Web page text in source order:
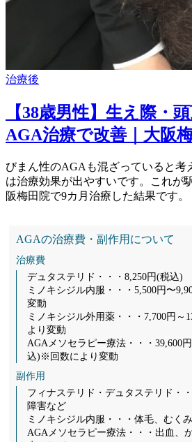
治療後
【38歳男性】生え際・
AGA治療で改善｜大阪
びまん性のAGAも混ざっていると考
は治療効果が出やすいです。これが
阪梅田院で9カ月治療した結果です。
AGAの治療費・副作用について
治療費
デュタステリド・・・8,250円(税込)
ミノキシジル内服・・・5,500円〜
変動
ミノキシジル外用薬・・・7,700円～
より変動
AGAメソセラピー療法・・・39,600
込)※回数により変動
副作用
フィナステリド・デュタステリド・
障害など
ミノキシジル内服・・・体毛、むく
AGAメソセラピー療法・・・出血、